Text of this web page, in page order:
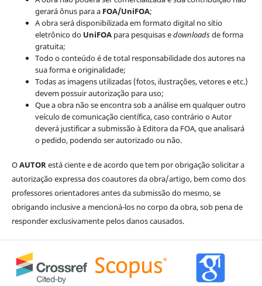
gerará ônus para a FOA/UniFOA;
A obra será disponibilizada em formato digital no sítio
eletrônico do UniFOApara pesquisas edownloadsde forma
gratuita;
Todo o conteúdo é de total responsabilidade dos autores na
sua forma e originalidade;
Todas as imagens utilizadas (fotos, ilustrações, vetores e etc.)
devem possuir autorização para uso;
Que a obra não se encontra sob a análise em qualquer outro
veículo de comunicação científica, caso contrário o Autor
deverá justificar a submissão à Editora da FOA, que analisará
o pedido, podendo ser autorizado ou não.
OAUTORestá ciente e de acordo que tem por obrigação solicitar a
autorização expressa dos coautores da obra/artigo, bem como dos
professores orientadores antes da submissão do mesmo, se
obrigando inclusive a mencioná-los no corpo da obra, sob pena de
responder exclusivamente pelos danos causados.